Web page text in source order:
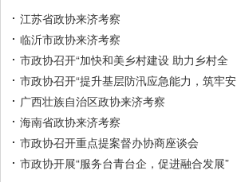
江苏省政协来济考察
临沂市政协来济考察
市政协召开“加快和美乡村建设 助力乡村全
市政协召开“提升基层防汛应急能力，筑牢安
广西壮族自治区政协来济考察
海南省政协来济考察
市政协召开重点提案督办协商座谈会
市政协开展“服务台青台企，促进融合发展”